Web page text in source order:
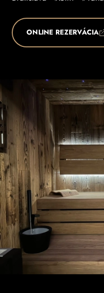
ONLINE REZERVÁCIA